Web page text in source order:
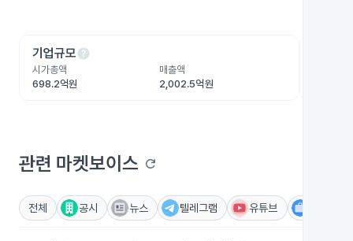
기업규모help
시가총액
698.2억원
매출액
2,002.5억원
관련 마켓보이스 refresh
전체 공시 뉴스 텔레그램 유튜브